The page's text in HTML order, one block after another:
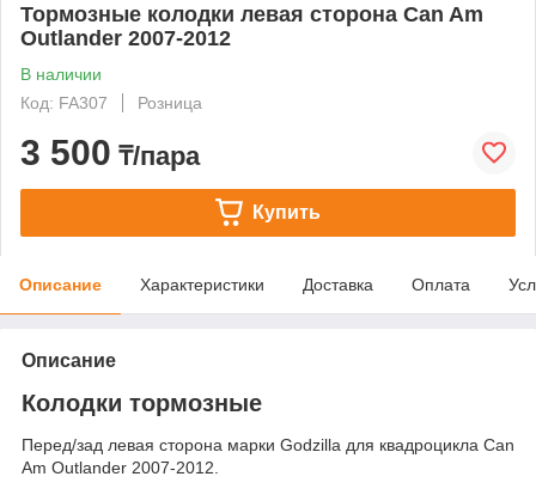
Тормозные колодки левая сторона Can Am
Outlander 2007-2012
В наличии
Код: FA307
Розница
3 500 ₸/пара
Купить
Описание Характеристики Доставка Оплата
Описание
Колодки тормозные
Перед/зад левая сторона марки Godzilla для квадроцикла Can
Am Outlander 2007-2012.